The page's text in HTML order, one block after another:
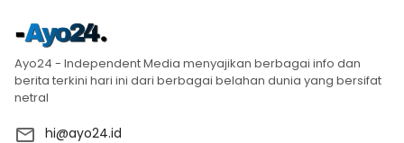
Ayo24 - Independent Media menyajikan berbagai info dan
berita terkini hari ini dari berbagai belahan dunia yang bersifat
netral
hi@ayo24.id